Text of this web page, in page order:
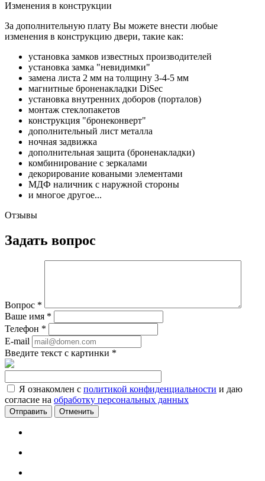
Изменения в конструкции
За дополнительную плату Вы можете внести любые
изменения в конструкцию двери, такие как:
установка замков известных производителей
установка замка "невидимки"
замена листа 2 мм на толщину 3-4-5 мм
магнитные броненакладки DiSec
установка внутренних доборов (порталов)
монтаж стеклопакетов
конструкция "бронеконверт"
дополнительный лист металла
ночная задвижка
дополнительная защита (броненакладки)
комбинирование с зеркалами
декорирование коваными элементами
МДФ наличник с наружной стороны
и многое другое...
Отзывы
Задать вопрос
Вопрос *
Ваше имя *
Телефон *
E-mail
Введите текст с картинки *
Я ознакомлен с политикой конфиденциальности и даю
согласие на обработку персональных данных
Отменить